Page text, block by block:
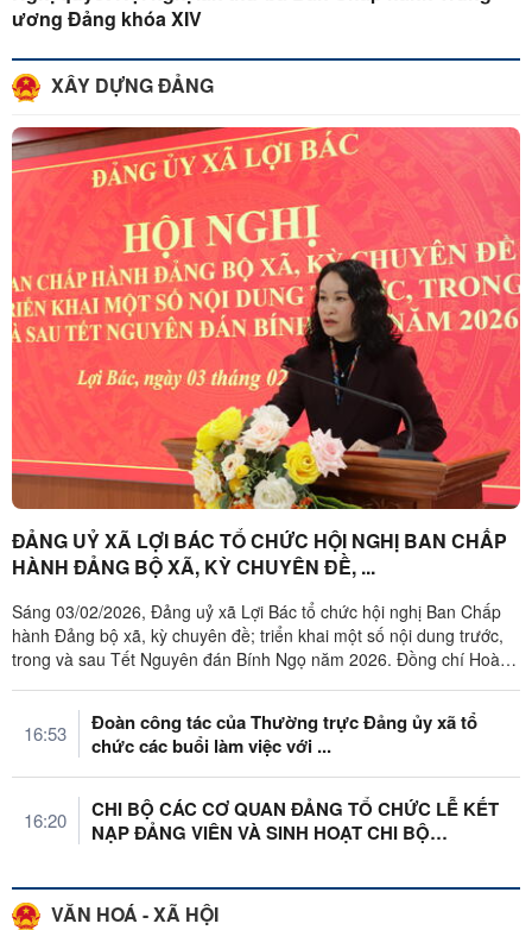
ương Đảng khóa XIV
XÂY DỰNG ĐẢNG
ĐẢNG UỶ XÃ LỢI BÁC TỔ CHỨC HỘI NGHỊ BAN CHẤP
HÀNH ĐẢNG BỘ XÃ, KỲ CHUYÊN ĐỀ, ...
Sáng 03/02/2026, Đảng uỷ xã Lợi Bác tổ chức hội nghị Ban Chấp
hành Đảng bộ xã, kỳ chuyên đề; triển khai một số nội dung trước,
trong và sau Tết Nguyên đán Bính Ngọ năm 2026. Đồng chí Hoàng
16:53
Đoàn công tác của Thường trực Đảng ủy xã tổ
chức các buổi làm việc với ...
16:20
CHI BỘ CÁC CƠ QUAN ĐẢNG TỔ CHỨC LỄ KẾT
NẠP ĐẢNG VIÊN VÀ SINH HOẠT CHI BỘ
VĂN HOÁ - XÃ HỘI